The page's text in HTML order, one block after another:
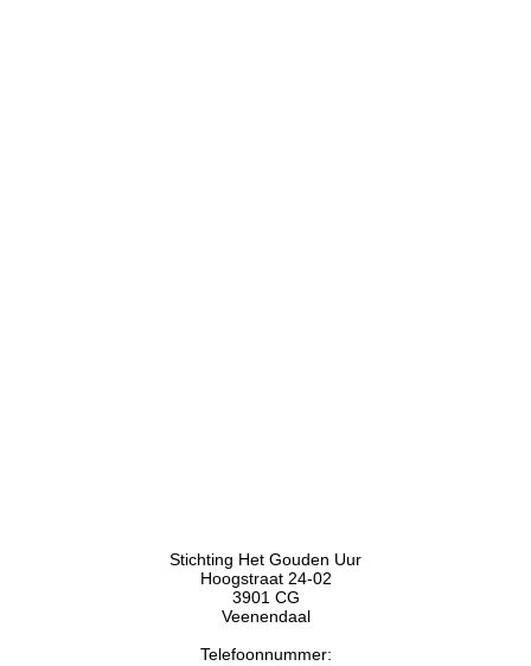
Stichting Het Gouden Uur
Hoogstraat 24-02
3901 CG
Veenendaal
Telefoonnummer: